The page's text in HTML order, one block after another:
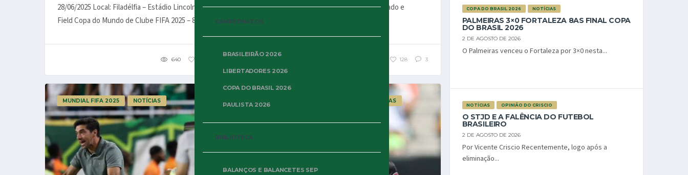
CAMPEONATOS
BRASILEIRÃO 2026
LIBERTADORES 2026
COPA DO BRASIL 2026
PAULISTA 2026
BIBLIOTECA
BALANÇOS E BALANCETES SEP
28/06/2025 Local: Filadélfia – Estádio Lincoln Financial
Field Copa do Mundo de Clube FIFA 2025 – 8as...
640
Mundial FIFA de 2025 nesta tarde de sábado e
venceu por 1×0, na prorrogação,...
128 3
MUNDIAL FIFA 2025 NOTÍCIAS NOTÍCIAS
COPA DO BRASIL 2026 NOTÍCIAS
PALMEIRAS 3×0 FORTALEZA 8AS FINAL COPA
DO BRASIL 2026
2 DE AGOSTO DE 2026
O Palmeiras venceu o Fortaleza por 3×0 nesta...
NOTÍCIAS OPINIÃO DO CRISCIO
O STJD E A FALÊNCIA DO FUTEBOL
BRASILEIRO
2 DE AGOSTO DE 2026
Por Vicente Criscio Recentemente, logo após a
eliminação...